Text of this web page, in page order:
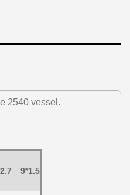
2540 vessel.
9*1.5